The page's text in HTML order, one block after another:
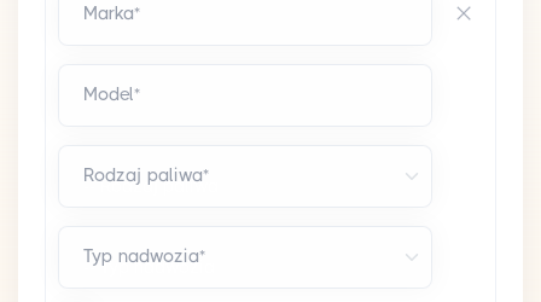
Marka*
Model*
Rodzaj paliwa*
Typ nadwozia*